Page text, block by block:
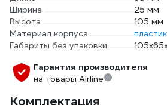
Ширина
25 мм
Высота
105 мм
Материал корпуса
пластик
Габариты без упаковки
Гарантия производителя
на товары Airline
Комплектация